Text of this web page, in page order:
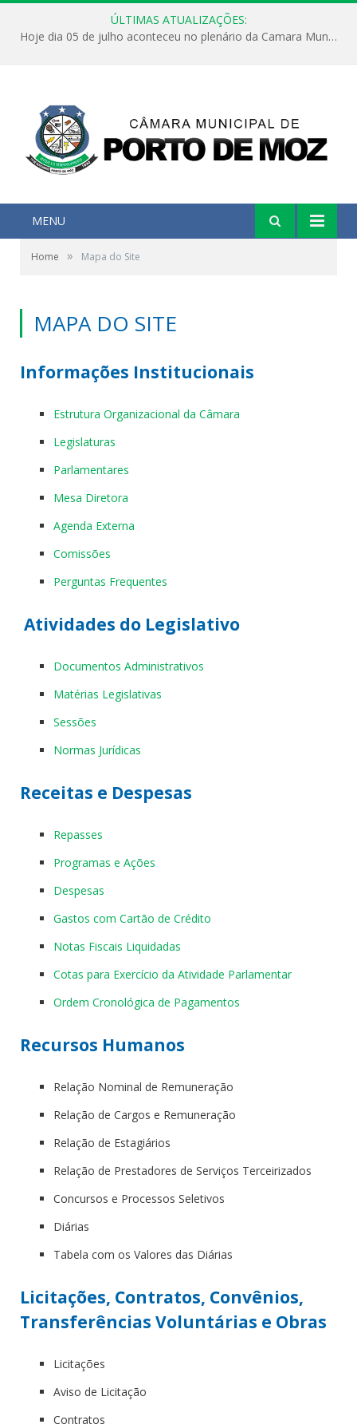
ÚLTIMAS ATUALIZAÇÕES:
Hoje dia 05 de julho aconteceu no plenário da Camara Municipal de Porto de Moz a Sessão Solene de Abertura dos Trabalhos Legislativos 2º Período da 23ª Legislatura
MENU
Home » Mapa do Site
MAPA DO SITE
Informações Institucionais
Estrutura Organizacional da Câmara
Legislaturas
Parlamentares
Mesa Diretora
Agenda Externa
Comissões
Perguntas Frequentes
Atividades do Legislativo
Documentos Administrativos
Matérias Legislativas
Sessões
Normas Jurídicas
Receitas e Despesas
Repasses
Programas e Ações
Despesas
Gastos com Cartão de Crédito
Notas Fiscais Liquidadas
Cotas para Exercício da Atividade Parlamentar
Ordem Cronológica de Pagamentos
Recursos Humanos
Relação Nominal de Remuneração
Relação de Cargos e Remuneração
Relação de Estagiários
Relação de Prestadores de Serviços Terceirizados
Concursos e Processos Seletivos
Diárias
Tabela com os Valores das Diárias
Licitações, Contratos, Convênios,
Transferências Voluntárias e Obras
Licitações
Aviso de Licitação
Contratos